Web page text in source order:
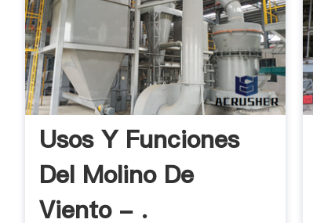
Usos Y Funciones
Del Molino De
Viento - .